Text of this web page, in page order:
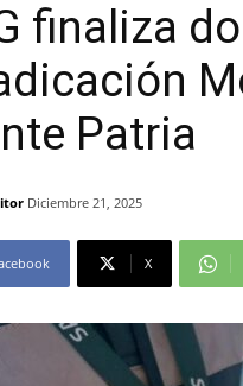
finaliza
Patria
Diciembre 21, 2025
X